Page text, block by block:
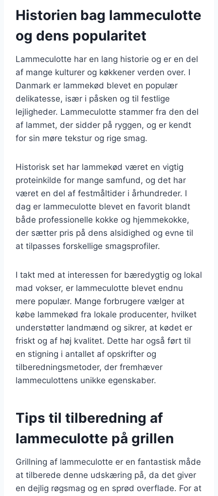
Historien bag lammeculotte
og dens popularitet
Lammeculotte har en lang historie og er en del
af mange kulturer og køkkener verden over. I
Danmark er lammekød blevet en populær
delikatesse, især i påsken og til festlige
lejligheder. Lammeculotte stammer fra den del
af lammet, der sidder på ryggen, og er kendt
for sin møre tekstur og rige smag.
Historisk set har lammekød været en vigtig
proteinkilde for mange samfund, og det har
været en del af festmåltider i århundreder. I
dag er lammeculotte blevet en favorit blandt
både professionelle kokke og hjemmekokke,
der sætter pris på dens alsidighed og evne til
at tilpasses forskellige smagsprofiler.
I takt med at interessen for bæredygtig og lokal
mad vokser, er lammeculotte blevet endnu
mere populær. Mange forbrugere vælger at
købe lammekød fra lokale producenter, hvilket
understøtter landmænd og sikrer, at kødet er
friskt og af høj kvalitet. Dette har også ført til
en stigning i antallet af opskrifter og
tilberedningsmetoder, der fremhæver
lammeculottens unikke egenskaber.
Tips til tilberedning af
lammeculotte på grillen
Grillning af lammeculotte er en fantastisk måde
at tilberede denne udskæring på, da det giver
en dejlig røgsmag og en sprød overflade. For at